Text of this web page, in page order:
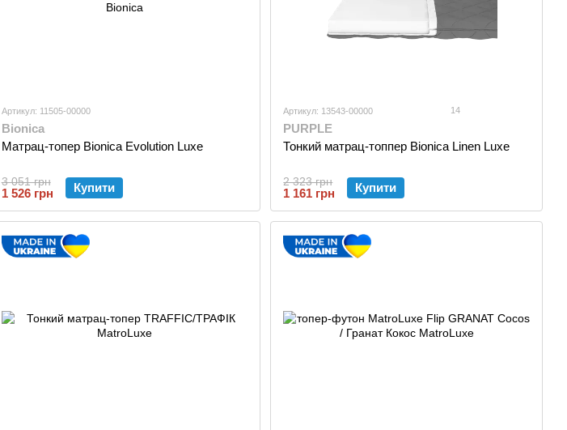
Артикул: 11505-00000
Bionica
Матрац-топер Bionica Evolution Luxe
3 051 грн
1 526 грн Купити
Артикул: 13543-00000 14
PURPLE
Тонкий матрац-топпер Bionica Linen Luxe
2 323 грн
1 161 грн Купити